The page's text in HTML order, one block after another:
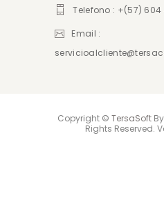
Telefono : +(57) 604
Email :
Copyright © TersaSoft
Rights Reserved.